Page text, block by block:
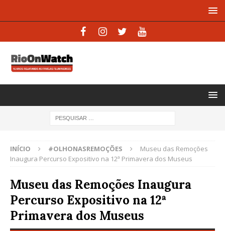
INÍCIO #OLHONASREMOÇÕES
Museu das Remoções
Inaugura Percurso Expositivo na 12ª Primavera dos Museus
Museu das Remoções Inaugura
Percurso Expositivo na 12ª
Primavera dos Museus